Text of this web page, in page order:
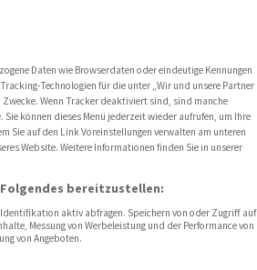
Daten wie Browserdaten oder eindeutige Kennungen
Technologien für die unter „Wir und unsere Partner
Wenn Tracker deaktiviert sind, sind manche
können dieses Menü jederzeit wieder aufrufen, um Ihre
Sie auf den Link Voreinstellungen verwalten am unteren
Website. Weitere Informationen finden Sie in unserer
bereitzustellen:
aktiv abfragen. Speichern von oder Zugriff auf
Messung von Werbeleistung und der Performance von
von Angeboten.